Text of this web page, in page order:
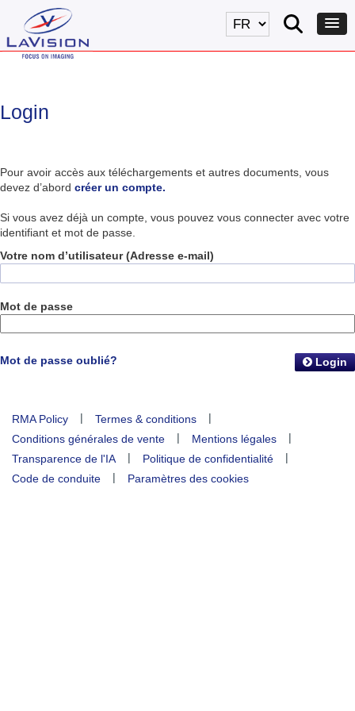
Login
Pour avoir accès aux téléchargements et autres documents, vous
devez d’abord créer un compte.
Si vous avez déjà un compte, vous pouvez vous connecter avec votre
identifiant et mot de passe.
Votre nom d’utilisateur (Adresse e-mail)
Mot de passe
Mot de passe oublié? Login
RMA Policy | Termes & conditions
|
Conditions générales de vente
| Mentions légales
|
Transparence de l'IA
| Politique de confidentialité
|
Code de conduite
| Paramètres des cookies